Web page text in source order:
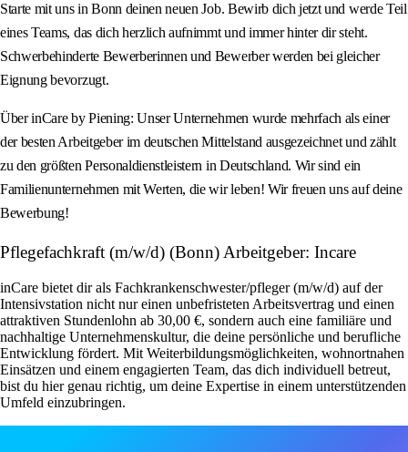
Starte mit uns in Bonn deinen neuen Job. Bewirb dich jetzt und werde Teil
eines Teams, das dich herzlich aufnimmt und immer hinter dir steht.
Schwerbehinderte Bewerberinnen und Bewerber werden bei gleicher
Eignung bevorzugt.
Über inCare by Piening: Unser Unternehmen wurde mehrfach als einer
der besten Arbeitgeber im deutschen Mittelstand ausgezeichnet und zählt
zu den größten Personaldienstleistern in Deutschland. Wir sind ein
Familienunternehmen mit Werten, die wir leben! Wir freuen uns auf deine
Bewerbung!
Pflegefachkraft (m/w/d) (Bonn) Arbeitgeber: Incare
inCare bietet dir als Fachkrankenschwester/pfleger (m/w/d) auf der
Intensivstation nicht nur einen unbefristeten Arbeitsvertrag und einen
attraktiven Stundenlohn ab 30,00 €, sondern auch eine familiäre und
nachhaltige Unternehmenskultur, die deine persönliche und berufliche
Entwicklung fördert. Mit Weiterbildungsmöglichkeiten, wohnortnahen
Einsätzen und einem engagierten Team, das dich individuell betreut,
bist du hier genau richtig, um deine Expertise in einem unterstützenden
Umfeld einzubringen.